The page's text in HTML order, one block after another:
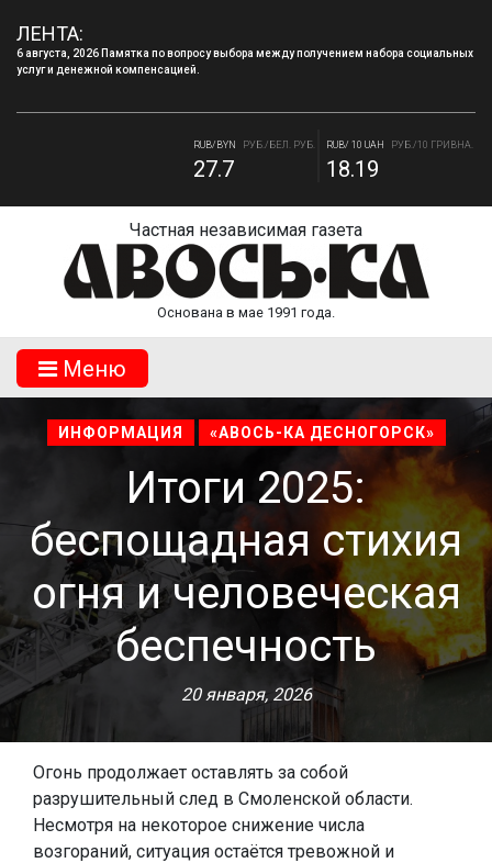
ЛЕНТА:
смена.
6 августа, 2026 Памятка по вопросу выбора между получением набора социальных
услуг и денежной компенсацией.
81.41 94.06
RUB/BYN РУБ./БЕЛ. РУБ.
27.7
RUB/ 10 UAH РУБ./10 ГРИВНА.
18.19
Частная независимая газета
Основана в мае 1991 года.
Mеню
ИНФОРМАЦИЯ «АВОСЬ-КА ДЕСНОГОРСК»
Итоги 2025:
беспощадная стихия
огня и человеческая
беспечность
20 января, 2026
Огонь продолжает оставлять за собой
разрушительный след в Смоленской области.
Несмотря на некоторое снижение числа
возгораний, ситуация остаётся тревожной и